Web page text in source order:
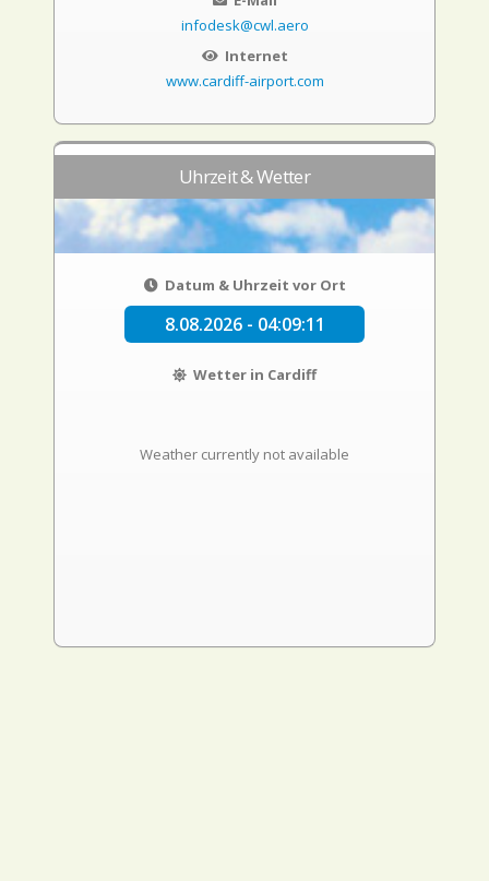
infodesk@cwl.aero
Internet
www.cardiff-airport.com
Uhrzeit & Wetter
Datum & Uhrzeit vor Ort
8.08.2026 - 04:09:12
Wetter in Cardiff
Weather currently not available